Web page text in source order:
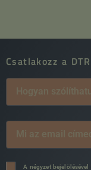
Csatlakozz a
A négyzet bejelölésével